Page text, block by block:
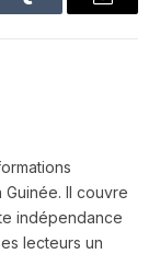
Tumblr Email
Guinée. Il couvre
indépendance
lecteurs un